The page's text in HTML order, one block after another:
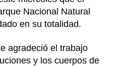
Nacional Natural
en su totalidad.
agradeció el trabajo
y los cuerpos de